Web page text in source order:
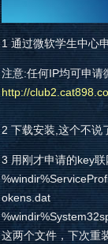
1 通过微软学生中心
注意:任何IP均可申请
http://
2 下载安装,这个不说
3 用刚才申请的key
okens.dat
这两个文件，下次重